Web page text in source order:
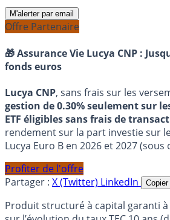
M'alerter par email
Offre Partenaire
🎁 Assurance Vie Lucya CNP :
fonds euros
Lucya CNP, sans frais sur les
gestion de 0.30% seulement sur
ETF éligibles sans frais de
rendement sur la part investie sur
Lucya Euro B en 2026 et 2027
Profiter de l'offre
Partager : X (Twitter) LinkedIn
Produit structuré à capital garanti à